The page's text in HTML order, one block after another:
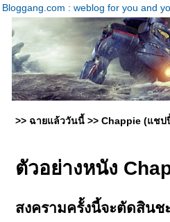
Bloggang.com : weblog for you and
>> ฉายแล้ววันนี้ >> Chappie (แชป
ตัวอย่างหนัง
สงครามครั้งนี้จะตัดสิน